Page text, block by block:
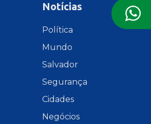
Notícias
Política
Mundo
Salvador
Segurança
Cidades
Negócios